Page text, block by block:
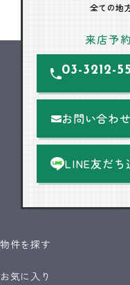
全ての地
来店予
03-3212-
お問い合わせ
LINE友だち
物件を探す
お気に入り